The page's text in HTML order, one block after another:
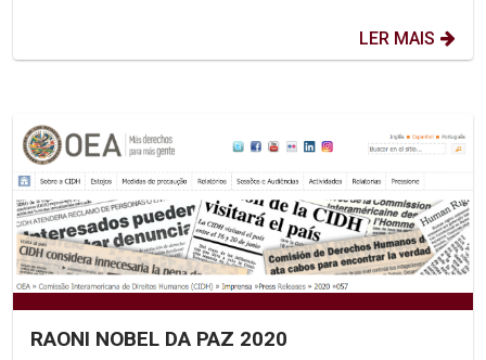
LER MAIS
RAONI NOBEL DA PAZ 2020